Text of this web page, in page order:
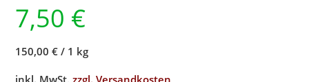
7,50 €
150,00 € / 1 kg
inkl. MwSt,zzgl. Versandkosten